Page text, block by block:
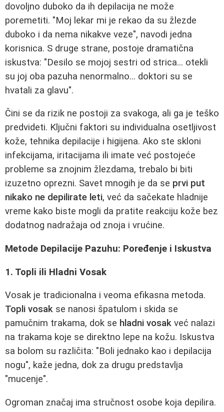
dovoljno duboko da ih depilacija ne može
poremetiti. "Moj lekar mi je rekao da su žlezde
duboko i da nema nikakve veze", navodi jedna
korisnica. S druge strane, postoje dramatična
iskustva: "Desilo se mojoj sestri od strica... otekli
su joj oba pazuha nenormalno... doktori su se
hvatali za glavu".
Čini se da rizik ne postoji za svakoga, ali ga je teško
predvideti. Ključni faktori su individualna osetljivost
kože, tehnika depilacije i higijena. Ako ste skloni
infekcijama, iritacijama ili imate već postojeće
probleme sa znojnim žlezdama, trebalo bi biti
izuzetno oprezni. Savet mnogih je da se prvi put
nikako ne depilirate leti, već da sačekate hladnije
vreme kako biste mogli da pratite reakciju kože bez
dodatnog nadražaja od znoja i vrućine.
Metode Depilacije Pazuhu: Poređenje i Iskustva
1. Topli ili Hladni Vosak
Vosak je tradicionalna i veoma efikasna metoda.
Topli vosak se nanosi špatulom i skida se
pamučnim trakama, dok se hladni vosak već nalazi
na trakama koje se direktno lepe na kožu. Iskustva
sa bolom su različita: "Boli jednako kao i depilacija
nogu", kaže jedna, dok za drugu predstavlja
"mucenje".
Ogroman značaj ima stručnost osobe koja depilira.